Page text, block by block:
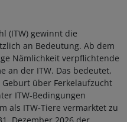
(ITW) gewinnt die
an Bedeutung. Ab dem
Nämlichkeit verpflichtende
an der ITW. Das bedeutet,
über Ferkelaufzucht
ITW‑Bedingungen
als ITW‑Tiere vermarktet zu